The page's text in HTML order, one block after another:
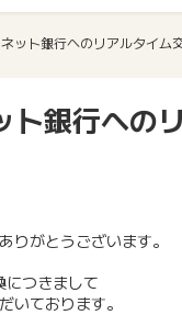
ット銀行へのリアルタイム
ト銀行への
りがとうございます。
つきまして
いております。